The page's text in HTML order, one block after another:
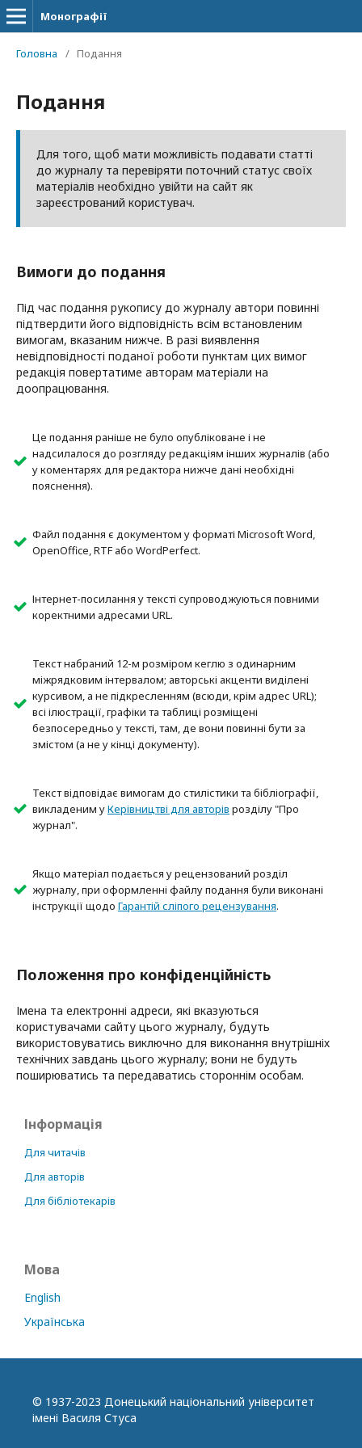
Монографії
Головна / Подання
Подання
Для того, щоб мати можливість подавати статті
до журналу та перевіряти поточний статус своїх
матеріалів необхідно увійти на сайт як
зареєстрований користувач.
Вимоги до подання
Під час подання рукопису до журналу автори повинні
підтвердити його відповідність всім встановленим
вимогам, вказаним нижче. В разі виявлення
невідповідності поданої роботи пунктам цих вимог
редакція повертатиме авторам матеріали на
доопрацювання.
Це подання раніше не було опубліковане і не
надсилалося до розгляду редакціям інших журналів (або
у коментарях для редактора нижче дані необхідні
пояснення).
Файл подання є документом у форматі Microsoft Word,
OpenOffice, RTF або WordPerfect.
Інтернет-посилання у тексті супроводжуються повними
коректними адресами URL.
Текст набраний 12-м розміром кеглю з одинарним
міжрядковим інтервалом; авторські акценти виділені
курсивом, а не підкресленням (всюди, крім адрес URL);
всі ілюстрації, графіки та таблиці розміщені
безпосередньо у тексті, там, де вони повинні бути за
змістом (а не у кінці документу).
Текст відповідає вимогам до стилістики та бібліографії,
викладеним уКерівництві для авторів розділу "Про
журнал".
Якщо матеріал подається у рецензований розділ
журналу, при оформленні файлу подання були виконані
інструкції щодо Гарантій сліпого рецензування.
Положення про конфіденційність
Імена та електронні адреси, які вказуються
користувачами сайту цього журналу, будуть
використовуватись виключно для виконання внутрішніх
технічних завдань цього журналу; вони не будуть
поширюватись та передаватись стороннім особам.
Інформація
Для читачів
Для авторів
Для бібліотекарів
Мова
English
Українська
© 1937-2023 Донецький національний університет
імені Василя Стуса